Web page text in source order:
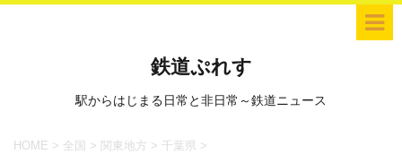
鉄道ぷれす
駅からはじまる日常と非日常～鉄道ニュース
HOME > 全国 > 関東地方 > 千葉県 >